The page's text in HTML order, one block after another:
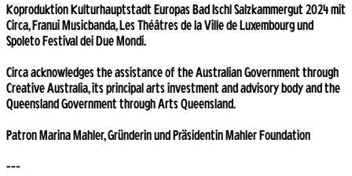
Koproduktion Kulturhauptstadt Europas Bad Ischl Salzkammergut 2024 mit
Circa, Franui Musicbanda, Les Théâtres de la Ville de Luxembourg und
Spoleto Festival dei Due Mondi.
Circa acknowledges the assistance of the Australian Government through
Creative Australia, its principal arts investment and advisory body and the
Queensland Government through Arts Queensland.
Patron Marina Mahler, Gründerin und Präsidentin Mahler Foundation
---